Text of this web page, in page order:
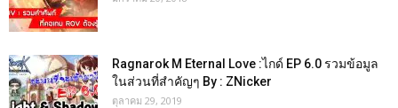
Ragnarok M Eternal Love :ไกด์ EP 6.0 รวมข้อมูล
ในส่วนที่สำคัญๆ By : ZNicker
ตุลาคม 29, 2019